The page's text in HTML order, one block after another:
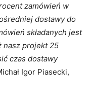
zamówień w
dostawy do
składanych jest
nasz projekt 25
czas dostawy
Igor Piasecki,